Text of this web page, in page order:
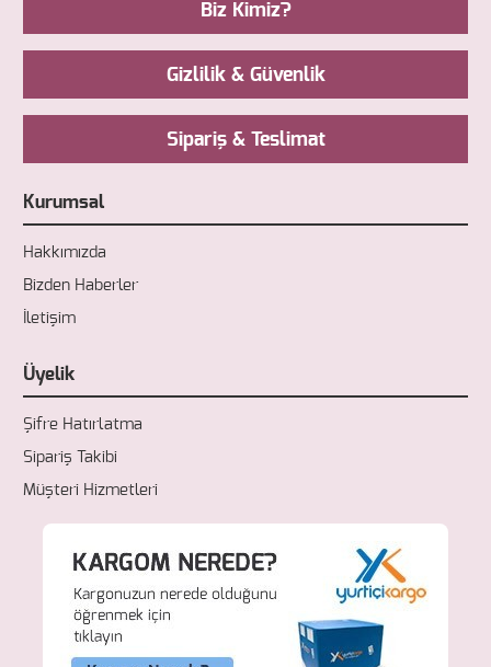
Biz Kimiz?
Gizlilik & Güvenlik
Sipariş & Teslimat
Kurumsal
Hakkımızda
Bizden Haberler
İletişim
Üyelik
Şifre Hatırlatma
Sipariş Takibi
Müşteri Hizmetleri